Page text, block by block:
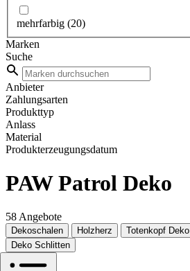
mehrfarbig (20)
Marken
Suche
Anbieter
Zahlungsarten
Produkttyp
Anlass
Material
Produkterzeugungsdatum
PAW Patrol Deko
58 Angebote
Dekoschalen Holzherz Totenkopf Deko
Deko Schlitten